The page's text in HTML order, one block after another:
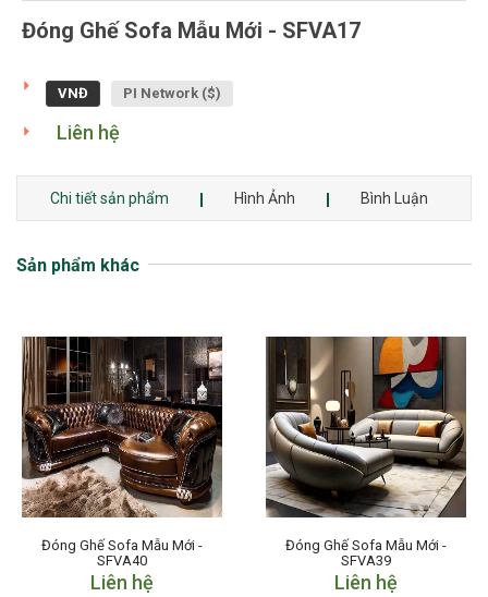
Đóng Ghế Sofa Mẫu Mới - SFVA17
VNĐ PI Network ($)
Liên hệ
Chi tiết sản phẩm Hình Ảnh Bình Luận
Sản phẩm khác
Đóng Ghế Sofa Mẫu Mới -
SFVA40
Liên hệ
Đóng Ghế Sofa Mẫu Mới -
SFVA39
Liên hệ